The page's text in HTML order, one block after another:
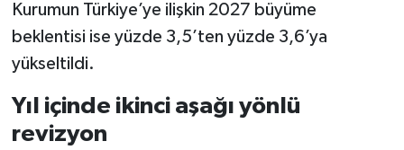
Kurumun Türkiye’ye ilişkin 2027 büyüme
beklentisi ise yüzde 3,5’ten yüzde 3,6’ya
yükseltildi.
Yıl içinde ikinci aşağı yönlü
revizyon